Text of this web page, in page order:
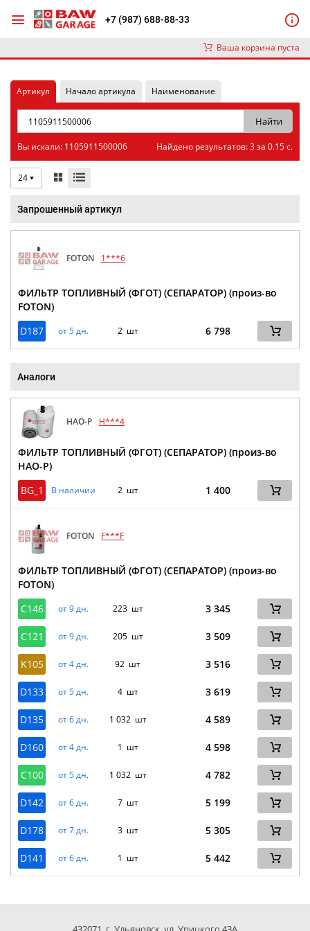
+7 (987) 688-88-33
Ваша корзина пуста
Артикул Начало артикула Наименование
Вы искали: 1105911500006 Найдено результатов: 3 за 0.15 с.
24
Запрошенный артикул
FOTON 1***6
ФИЛЬТР ТОПЛИВНЫЙ (ФГОТ) (СЕПАРАТОР) (произ-во
FOTON)
D187
от 5 дн. 2 шт 6 798
Аналоги
HAO-P H***4
ФИЛЬТР ТОПЛИВНЫЙ (ФГОТ) (СЕПАРАТОР) (произ-во
HAO-P)
BG_1
В наличии 2 шт 1 400
FOTON F***F
ФИЛЬТР ТОПЛИВНЫЙ (ФГОТ) (СЕПАРАТОР) (произ-во
FOTON)
C146
от 9 дн. 223 шт 3 345
C121 от 9 дн. 205 шт 3 509
K105 от 4 дн. 92 шт 3 516
D133 от 5 дн. 4 шт 3 619
D135 от 6 дн. 1 032 шт 4 589
D160 от 4 дн. 1 шт 4 598
C100 от 5 дн. 1 032 шт 4 782
D142 от 6 дн. 7 шт 5 199
D178 от 7 дн. 3 шт 5 305
D141 от 6 дн. 1 шт 5 442